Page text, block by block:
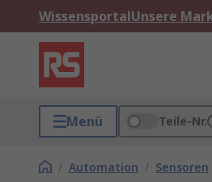
WissensportalUnsere
Menü Teile-Nr.
/ Automation / Sensoren